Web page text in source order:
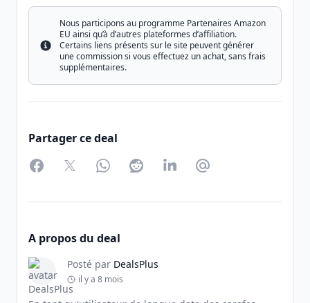
Info
Nous participons au programme Partenaires Amazon
EU ainsi qu’à d’autres plateformes d’affiliation.
Certains liens présents sur le site peuvent générer
une commission si vous effectuez un achat, sans frais
supplémentaires.
Partager ce deal
FacebookTwitterWhatsAppRedditLinkedInPartager par Email
A propos du deal
Posté par DealsPlus
il y a 8 mois